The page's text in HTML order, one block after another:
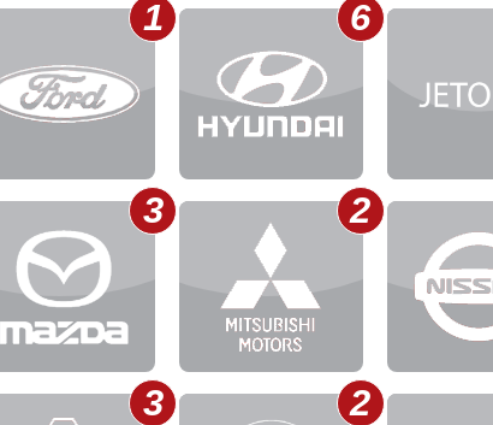
1 6
3 2
3 2